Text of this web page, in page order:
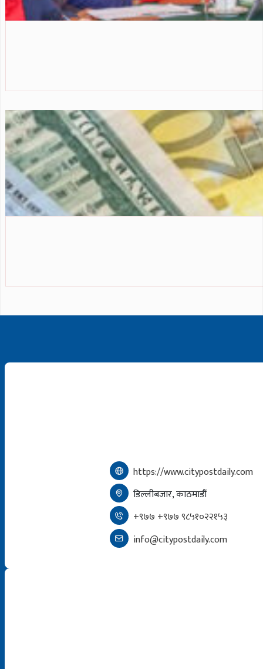
https://www.citypostdaily.com
डिल्लीबजार, काठमाडौं
+९७७ +९७७ ९८५१०२२१५३
info@citypostdaily.com